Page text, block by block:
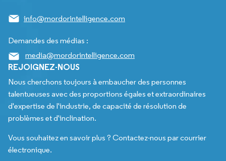
info@mordorintelligence.com
Demandes des médias :
media@mordorintelligence.com
REJOIGNEZ-NOUS
Nous cherchons toujours à embaucher des personnes
talentueuses avec des proportions égales et extraordinaires
d'expertise de l'industrie, de capacité de résolution de
problèmes et d'inclination.
Vous souhaitez en savoir plus ? Contactez-nous par courrier
électronique.